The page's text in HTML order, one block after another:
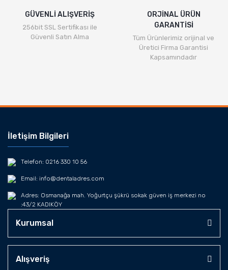
GÜVENLİ ALIŞVERİŞ
256bit SSL Sertifikası ile
Güvenli Satın Alma
ORJİNAL ÜRÜN
GARANTİSİ
Tüm Ürünlerimiz orijinal ve
Üretici Firma Garantisi
Kapsamındadır
İletişim Bilgileri
Telefon: 0216 330 10 56
Email: info@dentaladres.com
Adres: Osmanağa mah. Yoğurtçu şükrü sokak güven iş merkezi no
:43/2 KADIKÖY
Kurumsal
Alışveriş